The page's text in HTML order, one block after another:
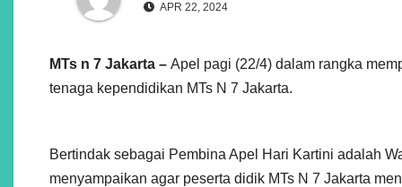
APR 22, 2024
MTs n 7 Jakarta – Apel pagi (22/4) dalam rangka
tenaga kependidikan MTs N 7 Jakarta.
Bertindak sebagai Pembina Apel Hari Kartini adalah
menyampaikan agar peserta didik MTs N 7 Jakarta